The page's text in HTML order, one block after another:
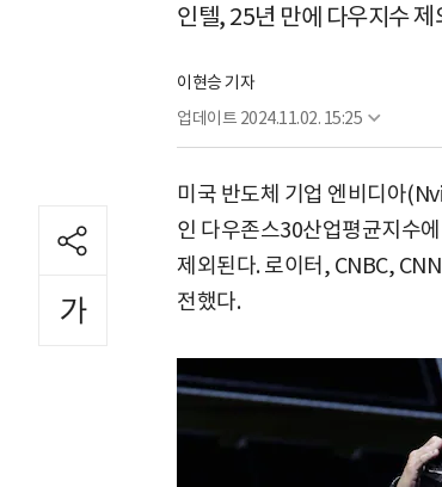
인텔, 25년 만에 다우지수 제
이현승 기자
업데이트 2024.11.02. 15:25
미국 반도체 기업 엔비디아
인 다우존스30산업평균지수
제외된다. 로이터, CNBC,
전했다.